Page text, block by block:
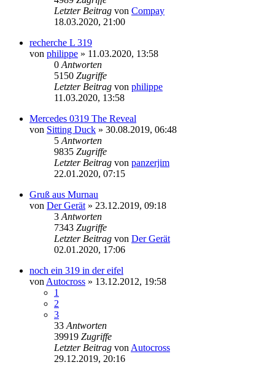
Letzter Beitrag von Compay
18.03.2020, 21:00
recherche L 319
von philippe » 11.03.2020, 13:58
0 Antworten
5150 Zugriffe
Letzter Beitrag von philippe
11.03.2020, 13:58
Mercedes 0319 The Reveal
von Sitting Duck » 30.08.2019, 06:48
5 Antworten
9835 Zugriffe
Letzter Beitrag von panzerjim
22.01.2020, 07:15
Gruß aus Murnau
von Der Gerät » 23.12.2019, 09:18
3 Antworten
7343 Zugriffe
Letzter Beitrag von Der Gerät
02.01.2020, 17:06
noch ein 319 in der eifel
von Autocross » 13.12.2012, 19:58
1
2
3
33 Antworten
39919 Zugriffe
Letzter Beitrag von Autocross
29.12.2019, 20:16